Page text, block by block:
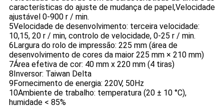
características do ajuste de mudança de papel,Velocidade
ajustável 0-900 r / min.
5Velocidade de desenvolvimento: terceira velocidade:
10,15, 20 r / min, controlo de velocidade, 0-25 r / min.
6Largura do rolo de impressão: 225 mm (área de
desenvolvimento de cores da maior 225 mm × 210 mm)
7Área efetiva de cor: 40 mm x 220 mm (4 tiras)
8Inversor: Taiwan Delta
9Fornecimento de energia: 220V, 50Hz
10Ambiente de trabalho: temperatura (20 ± 10 °C),
humidade < 85%